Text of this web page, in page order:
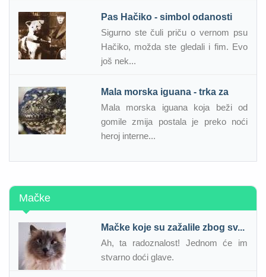
Pas Hačiko - simbol odanosti
Sigurno ste čuli priču o vernom psu
Hačiko, možda ste gledali i fim. Evo
još nek...
Mala morska iguana - trka za
Mala morska iguana koja beži od
gomile zmija postala je preko noći
heroj interne...
Mačke
Mačke koje su zažalile zbog sv...
Ah, ta radoznalost! Jednom će im
stvarno doći glave.